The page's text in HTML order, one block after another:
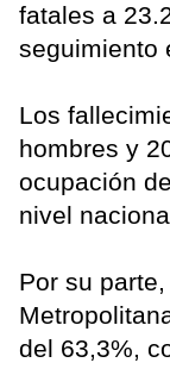
fatales a
seguimiento
Los
hombres y
ocupación
nivel
Por su
del 63,3%,